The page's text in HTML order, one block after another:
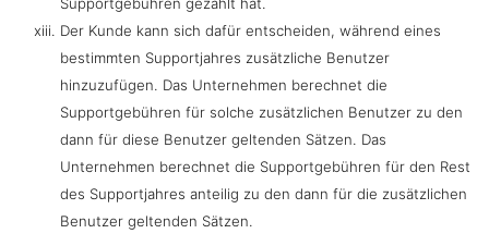
Der Kunde kann sich dafür entscheiden, während eines
bestimmten Supportjahres zusätzliche Benutzer
hinzuzufügen. Das Unternehmen berechnet die
Supportgebühren für solche zusätzlichen Benutzer zu den
dann für diese Benutzer geltenden Sätzen. Das
Unternehmen berechnet die Supportgebühren für den Rest
des Supportjahres anteilig zu den dann für die zusätzlichen
Benutzer geltenden Sätzen.